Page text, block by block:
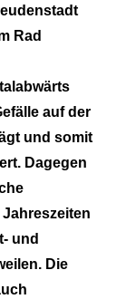
Rad
auf der
und somit
Dagegen
und
Die